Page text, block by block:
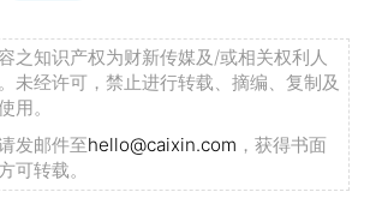
之知识产权为财新传媒及/或相关权利人
未经许可，禁止进行转载、摘编、复制及
用。
发邮件至hello@caixin.com ，获得书面
可转载。